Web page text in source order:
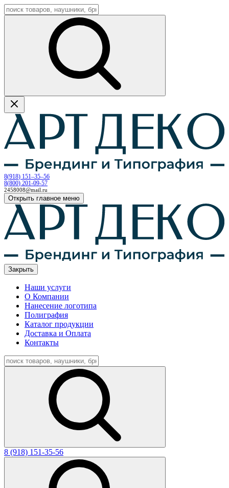
8(918) 151–35–56
8(800) 201-09-57
2458008@mail.ru
Открыть главное меню
Закрыть
Наши услуги
О Компании
Нанесение логотипа
Полиграфия
Каталог продукции
Доставка и Оплата
Контакты
8 (918) 151-35-56